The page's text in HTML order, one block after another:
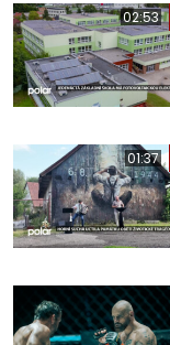
02:53
01:37